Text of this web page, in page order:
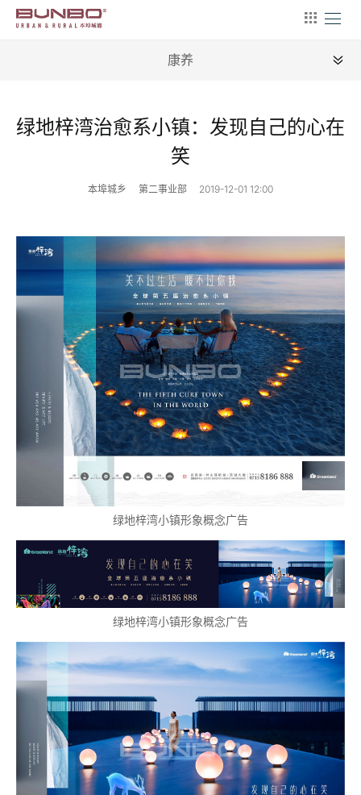
康养
文旅
康养
商用
住宅
别墅
文创
企业
绿地梓湾治愈系小镇：发现自己的心在
笑
本埠城乡 第二事业部 2019-12-01 12:00
绿地梓湾小镇形象概念广告
绿地梓湾小镇形象概念广告